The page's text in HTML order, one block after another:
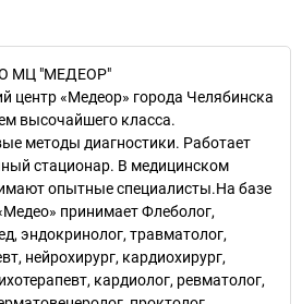
МЦ "МЕДЕОР"
центр «Медеор» города Челябинска
высочайшего класса.
методы диагностики. Работает
стационар. В медицинском
опытные специалисты.На базе
принимает Флеболог,
эндокринолог, травматолог,
нейрохирург, кардиохирург,
кардиолог, ревматолог,